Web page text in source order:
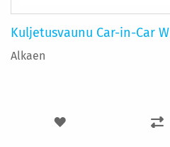
Kuljetusvaunu Car-in-Car W
Alkaen
LISÄÄ